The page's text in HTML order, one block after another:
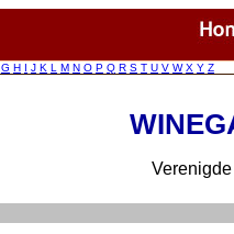
G H I J K L M N O P Q R S T U V W X Y Z